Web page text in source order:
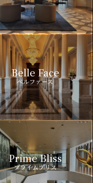
Belle Face
ベルファース
Prime Bliss
プライムブリス